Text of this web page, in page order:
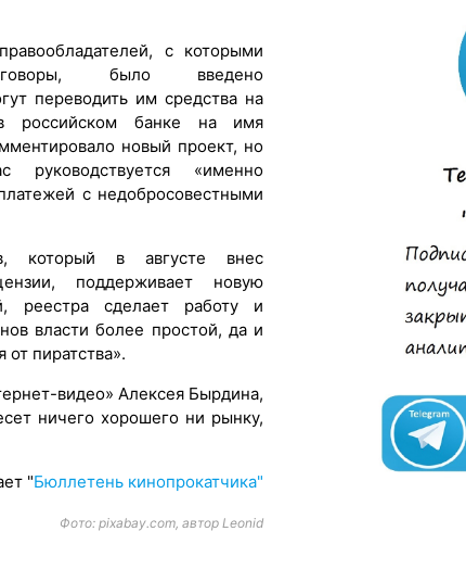
с которыми
было введено
переводить им средства на
российском банке на имя
новый проект, но
руководствуется «именно
с недобросовестными
который в августе внес
поддерживает новую
реестра сделает работу и
власти более простой, да и
пиратства».
видео» Алексея Бырдина,
ничего хорошего ни рынку,
"Бюллетень кинопрокатчика"
Фото: pixabay.com, автор Leonid